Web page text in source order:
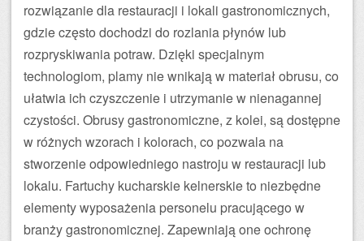
rozwiązanie dla restauracji i lokali gastronomicznych,
gdzie często dochodzi do rozlania płynów lub
rozpryskiwania potraw. Dzięki specjalnym
technologiom, plamy nie wnikają w materiał obrusu, co
ułatwia ich czyszczenie i utrzymanie w nienagannej
czystości. Obrusy gastronomiczne, z kolei, są dostępne
w różnych wzorach i kolorach, co pozwala na
stworzenie odpowiedniego nastroju w restauracji lub
lokalu. Fartuchy kucharskie kelnerskie to niezbędne
elementy wyposażenia personelu pracującego w
branży gastronomicznej. Zapewniają one ochronę